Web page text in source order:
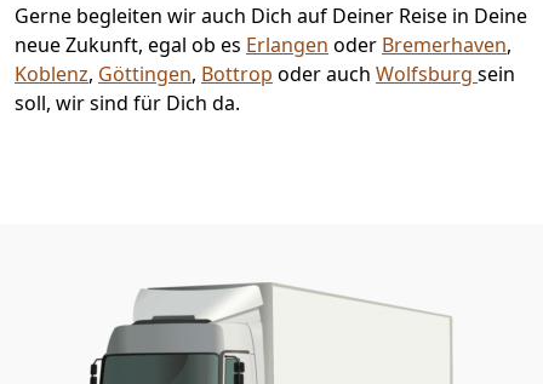
Gerne begleiten wir auch Dich auf Deiner Reise in Deine
neue Zukunft, egal ob es Erlangen oder Bremer­haven,
Koblenz, Göttingen, Bottrop oder auch Wolfsburg sein
soll, wir sind für Dich da.